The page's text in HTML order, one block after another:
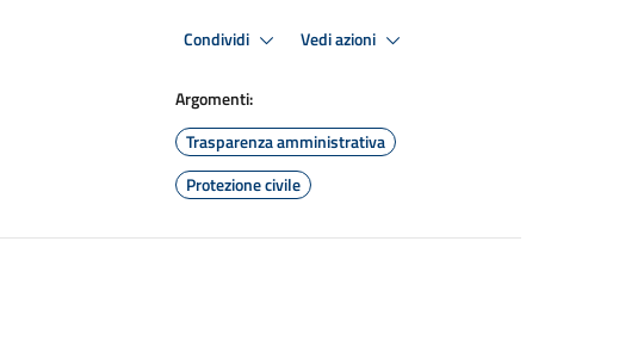
Condividi Vedi azioni
Argomenti:
Trasparenza amministrativa
Protezione civile